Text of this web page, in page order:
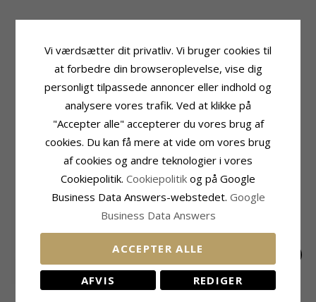
11 mm
Marguerit
Hvide
Øreringe:Ørestikker
Sølv
Matilda
Overflade:Blank
Slibning:
Farve: Hvid
Sten: Emalje
Størrelse
Diameter: 10,9 mm
Leveringstid
Leveringstid:2-3 Hverdage
RELATEREDE PRODUKTER
15 mm marguerit
6,5 mm marguerit
6,5 mm marguerit
Vi værdsætter dit privatliv. Vi bruger cookies til
at forbedre din browseroplevelse, vise dig
personligt tilpassede annoncer eller indhold og
analysere vores trafik. Ved at klikke på
"Accepter alle" accepterer du vores brug af
cookies. Du kan få mere at vide om vores brug
af cookies og andre teknologier i vores
Cookiepolitik. Cookiepolitik og på Google
Business Data Answers-webstedet. Google
Business Data Answers
ACCEPTER ALLE
AFVIS REDIGER